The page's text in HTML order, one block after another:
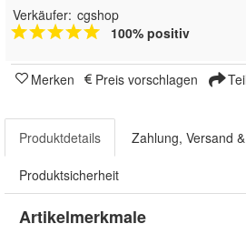
Verkäufer: cgshop
100% positiv
Merken Preis vorschlagen
Produktdetails Zahlung, Versand
Produktsicherheit
Artikelmerkmale